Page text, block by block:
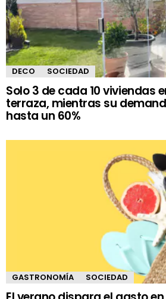
DECO SOCIEDAD
Solo 3 de cada 10 viviendas
terraza, mientras su
hasta un 60%
GASTRONOMÍA SOCIEDAD